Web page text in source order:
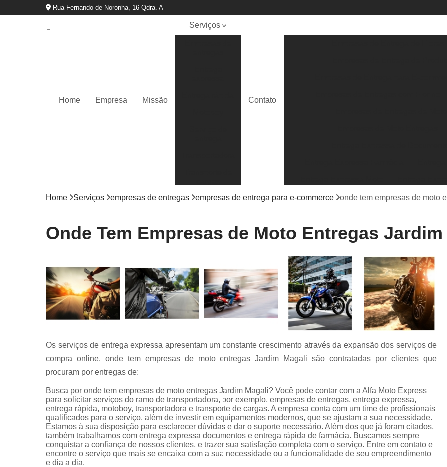
Rua Fernando de Noronha, 16 Qdra. A
Home Empresa Missão
Serviços
Contato
Entrega Expressa Roupa
Entrega
Entrega Rápida de Farmácia
Entrega Rápida Farmácia
Entrega
Entrega Rápida Motoboy
Entrega
Motoboy Entrega Documentos
Motoboy para Entrega
Motoboy para
Motoboy para Laboratório
Motoboy para Retirada de
Serviço de Entrega de Flores
Serviço de Entrega de Presentes
Serviço de Entrega Farmácia
Serviço
Serviço de Entrega para E-
Home Serviços empresas de entregas empresas de entrega para e-commerce onde tem empresas de moto
Onde Tem Empresas de Moto Entregas Jardim
Os serviços de entrega expressa apresentam um constante crescimento através da expansão dos serviços de
compra online. onde tem empresas de moto entregas Jardim Magali são contratadas por clientes que
procuram por entregas de:
Busca por onde tem empresas de moto entregas Jardim Magali? Você pode contar com a Alfa Moto Express
para solicitar serviços do ramo de transportadora, por exemplo, empresas de entregas, entrega expressa,
entrega rápida, motoboy, transportadora e transporte de cargas. A empresa conta com um time de profissionais
qualificados para o serviço, além de investir em equipamentos modernos, que se ajustam a sua necessidade.
Estamos à sua disposição para esclarecer dúvidas e dar o suporte necessário. Além dos que já foram citados,
também trabalhamos com entrega expressa documentos e entrega rápida de farmácia. Buscamos sempre
conquistar a confiança de nossos clientes, e trazer sua satisfação completa com o serviço. Entre em contato e
encontre o serviço que mais se encaixa com a sua necessidade ou a funcionalidade de seu empreendimento
e dia a dia.